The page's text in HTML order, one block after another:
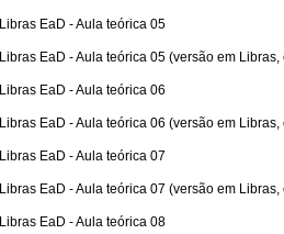
Libras EaD - Aula teórica 05
Libras EaD - Aula teórica 05 (versão em
Libras EaD - Aula teórica 06
Libras EaD - Aula teórica 06 (versão em
Libras EaD - Aula teórica 07
Libras EaD - Aula teórica 07 (versão em
Libras EaD - Aula teórica 08